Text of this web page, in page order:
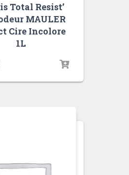
Total Resist’
MAULER
Cire Incolore
1L